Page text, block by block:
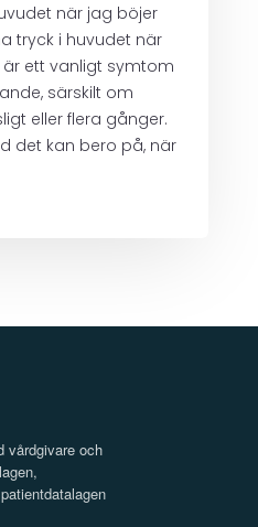
när jag böjer
tryck i huvudet när
ett vanligt symtom
särskilt om
eller flera gånger.
det kan bero på, när
vårdgivare och